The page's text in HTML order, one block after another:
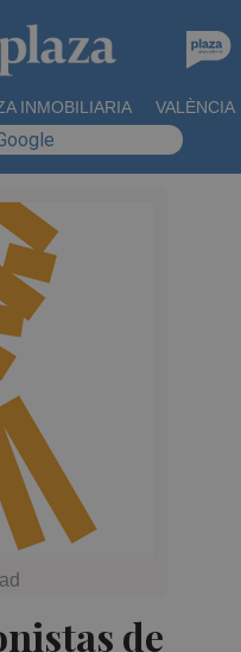
INMOBILIARIA VALÈNCIA
de